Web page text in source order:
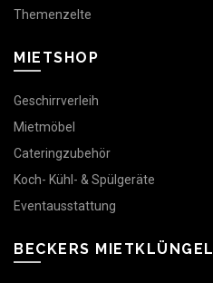
Themenzelte
MIETSHOP
Geschirrverleih
Mietmöbel
Cateringzubehör
Koch- Kühl- & Spülgeräte
Eventausstattung
BECKERS MIETKLÜNGEL